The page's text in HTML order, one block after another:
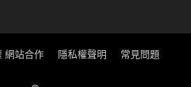
網站合作 隱私權聲明 常見問題